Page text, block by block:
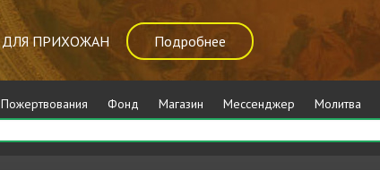
ДЛЯ ПРИХОЖАН Подробнее
Пожертвования Фонд Магазин Мессенджер Молитва